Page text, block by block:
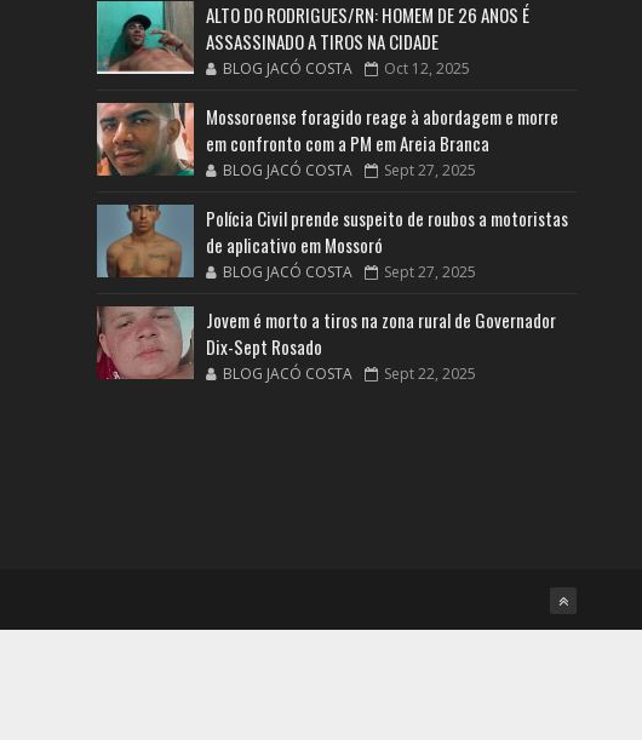
ALTO DO RODRIGUES/RN: HOMEM DE 26 ANOS É
ASSASSINADO A TIROS NA CIDADE
BLOG JACÓ COSTA Oct 12, 2025
Mossoroense foragido reage à abordagem e morre
em confronto com a PM em Areia Branca
BLOG JACÓ COSTA Sept 27, 2025
Polícia Civil prende suspeito de roubos a motoristas
de aplicativo em Mossoró
BLOG JACÓ COSTA Sept 27, 2025
Jovem é morto a tiros na zona rural de Governador
Dix-Sept Rosado
BLOG JACÓ COSTA Sept 22, 2025